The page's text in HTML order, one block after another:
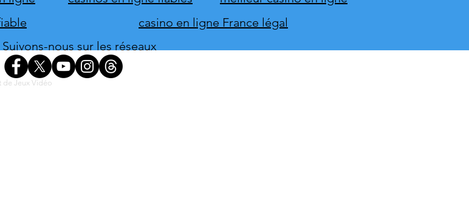
casino en ligne France légal
Suivons-nous sur les réseaux
Jeux Vidéo